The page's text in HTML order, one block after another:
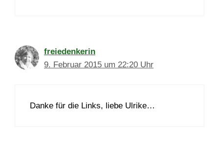
freiedenkerin
9. Februar 2015 um 22:20 Uhr
Danke für die Links, liebe Ulrike…